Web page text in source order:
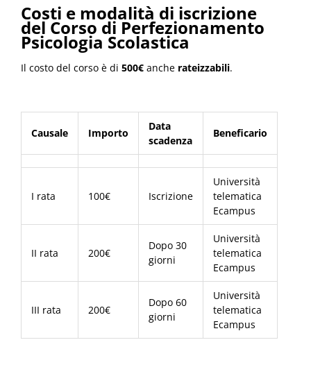
Costi e modalità di iscrizione
del Corso di Perfezionamento
Psicologia Scolastica
Il costo del corso è di 500€ anche rateizzabili.
Causale Importo
Data
scadenza
Beneficario
I rata 100€ Iscrizione
Università
telematica
Ecampus
II rata 200€
Dopo 30
giorni
Università
telematica
Ecampus
III rata 200€
Dopo 60
giorni
Università
telematica
Ecampus